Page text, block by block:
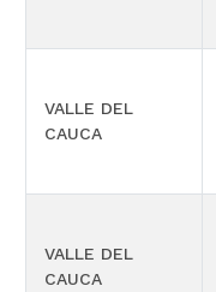
VALLE DEL
CAUCA
VALLE DEL
CAUCA